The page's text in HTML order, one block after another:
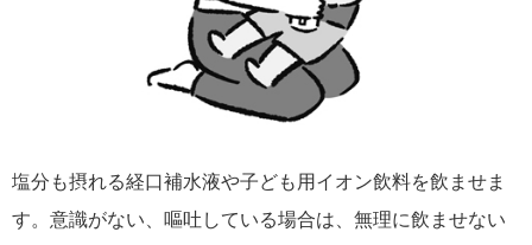
塩分も摂れる経口補水液や子ども用イオン飲料を飲ませま
す。意識がない、嘔吐している場合は、無理に飲ませない